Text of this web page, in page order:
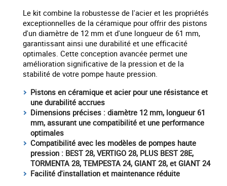
Le kit combine la robustesse de l'acier et les propriétés
exceptionnelles de la céramique pour offrir des pistons
d'un diamètre de 12 mm et d'une longueur de 61 mm,
garantissant ainsi une durabilité et une efficacité
optimales. Cette conception avancée permet une
amélioration significative de la pression et de la
stabilité de votre pompe haute pression.
Pistons en céramique et acier pour une résistance et
une durabilité accrues
Dimensions précises : diamètre 12 mm, longueur 61
mm, assurant une compatibilité et une performance
optimales
Compatibilité avec les modèles de pompes haute
pression : BEST 28, VERTIGO 28, PLUS BEST 28E,
TORMENTA 28, TEMPESTA 24, GIANT 28, et GIANT 24
Facilité d'installation et maintenance réduite